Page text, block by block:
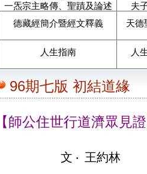
一炁宗主略傳、聖蹟及論述
夫
德藏經簡介暨經文釋義 天德
人生指南 人
96期七版 初結道緣
【師公住世行道濟眾見
文 ‧ 王約林